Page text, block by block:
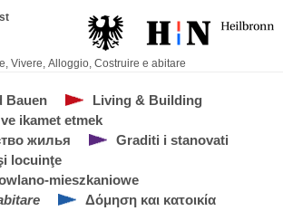
, Vivere, Alloggio, Costruire e abitare
Bauen
Living & Building
ikamet etmek
жилья
Graditi i stanovati
locuinţe
mieszkaniowe
Δόμηση και κατοικία